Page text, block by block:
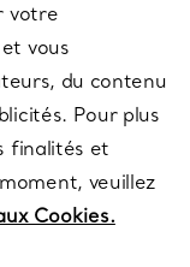
votre
vous
du contenu
Pour plus
finalités et
veuillez
Cookies.